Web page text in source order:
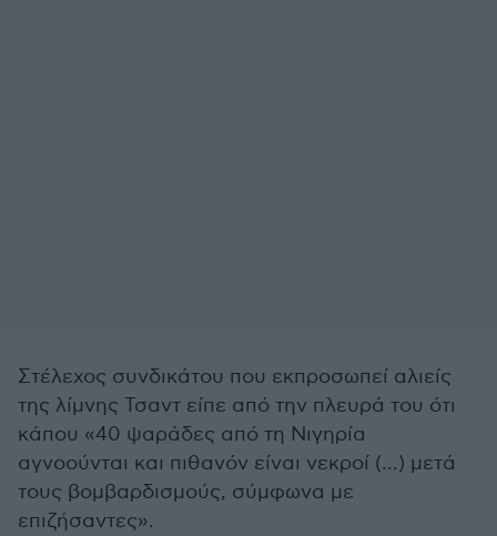
Στέλεχος συνδικάτου που εκπροσωπεί αλιείς
της λίμνης Τσαντ είπε από την πλευρά του ότι
κάπου «40 ψαράδες από τη Νιγηρία
αγνοούνται και πιθανόν είναι νεκροί (...) μετά
τους βομβαρδισμούς, σύμφωνα με
επιζήσαντες».